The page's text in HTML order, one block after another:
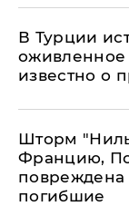
В Турции
оживленное
известно о
Шторм
Францию,
повреждена
погибшие